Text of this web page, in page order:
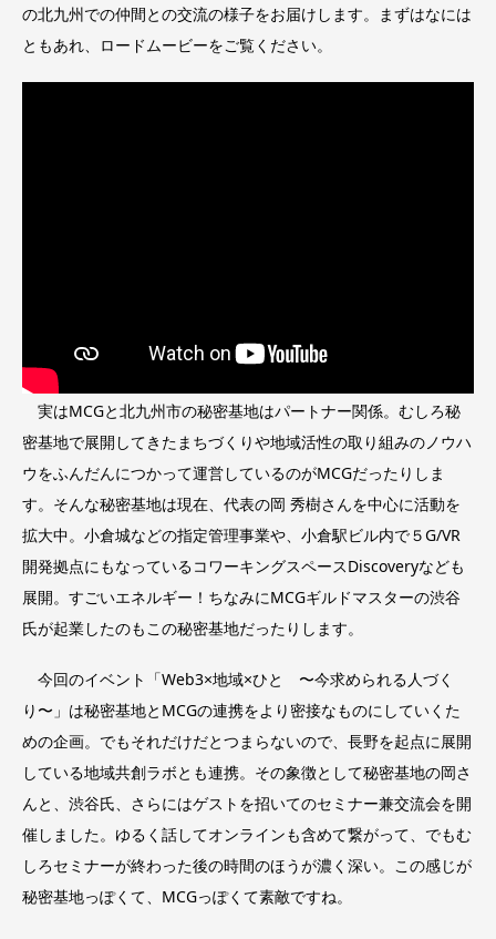
の北九州での仲間との交流の様子をお届けします。まずはなには
ともあれ、ロードムービーをご覧ください。
実はMCGと北九州市の秘密基地はパートナー関係。むしろ秘
密基地で展開してきたまちづくりや地域活性の取り組みのノウハ
ウをふんだんにつかって運営しているのがMCGだったりしま
す。そんな秘密基地は現在、代表の岡 秀樹さんを中心に活動を
拡大中。小倉城などの指定管理事業や、小倉駅ビル内で５G/VR
開発拠点にもなっているコワーキングスペースDiscoveryなども
展開。すごいエネルギー！ちなみにMCGギルドマスターの渋谷
氏が起業したのもこの秘密基地だったりします。
今回のイベント「Web3×地域×ひと 〜今求められる人づく
り〜」は秘密基地とMCGの連携をより密接なものにしていくた
めの企画。でもそれだけだとつまらないので、長野を起点に展開
している地域共創ラボとも連携。その象徴として秘密基地の岡さ
んと、渋谷氏、さらにはゲストを招いてのセミナー兼交流会を開
催しました。ゆるく話してオンラインも含めて繋がって、でもむ
しろセミナーが終わった後の時間のほうが濃く深い。この感じが
秘密基地っぽくて、MCGっぽくて素敵ですね。